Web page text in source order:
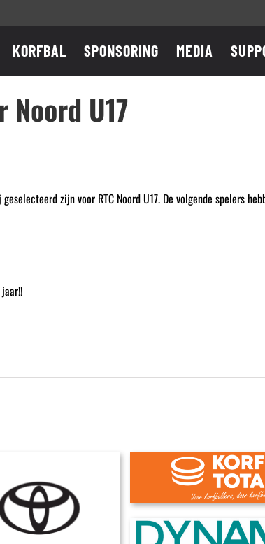
KORFBAL SPONSORING MEDIA
U17
zijn voor RTC Noord U17. De volgende spelers